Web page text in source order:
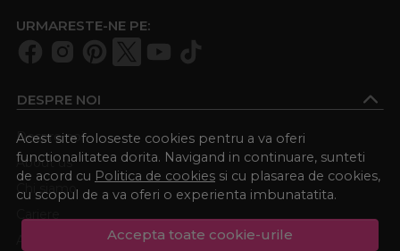
Acest site foloseste cookies pentru a va oferi
functionalitatea dorita. Navigand in continuare, sunteti
de acord cu Politica de cookies si cu plasarea de cookies,
cu scopul de a va oferi o experienta imbunatatita.
Accepta toate cookie-urile
URMARESTE-NE PE:
DESPRE NOI
Despre noi
About us
Chi siamo
Academia Procosmetic